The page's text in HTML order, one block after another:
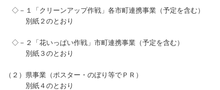
◇－１「クリーンアップ作戦」各市町連携事業（予定を含む）
別紙２のとおり
◇－２「花いっぱい作戦」市町連携事業（予定を含む）
別紙３のとおり
（２）県事業（ポスター・のぼり等でＰＲ）
別紙４のとおり